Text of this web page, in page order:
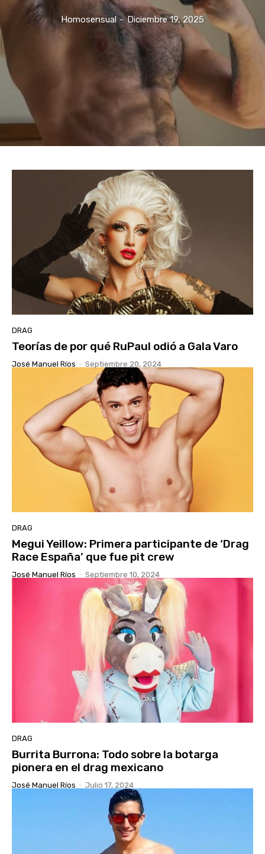
Homosensual - Diciembre 19, 2025
DRAG
Teorías de por qué RuPaul odió a Gala Varo
José Manuel Ríos - Septiembre 20, 2024
DRAG
Megui Yeillow: Primera participante de ‘Drag
Race España’ que fue pit crew
José Manuel Ríos - Septiembre 10, 2024
DRAG
Burrita Burrona: Todo sobre la botarga
pionera en el drag mexicano
José Manuel Ríos - Julio 17, 2024